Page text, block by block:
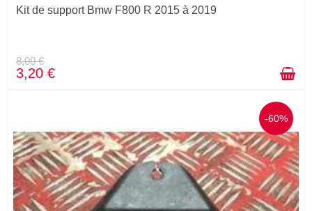
Kit de support Bmw F800 R 2015 à 2019
8,00 €
3,20 €
-60%